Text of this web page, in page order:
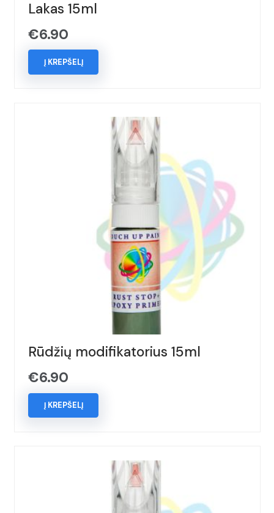
Lakas 15ml
€6.90
Į KREPŠELĮ
Rūdžių modifikatorius 15ml
€6.90
Į KREPŠELĮ